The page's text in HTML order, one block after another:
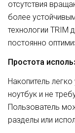
отсутствия
более
технологии TRIM
постоянно
Простота
Накопитель
ноутбук и не
Пользователь
разделы или